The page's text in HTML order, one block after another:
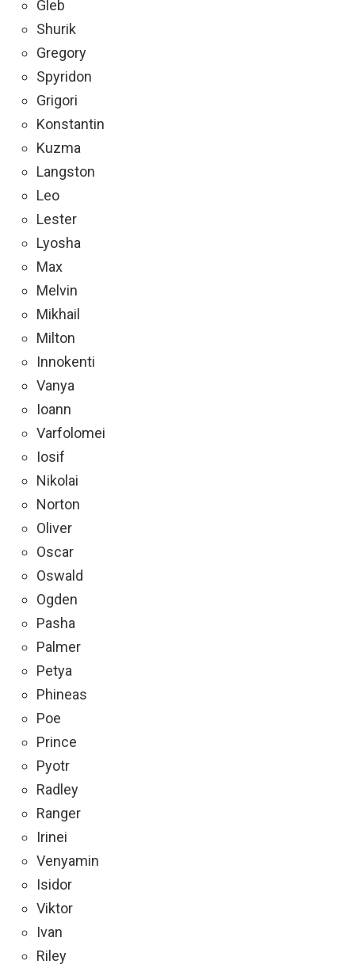
Gleb
Shurik
Gregory
Spyridon
Grigori
Konstantin
Kuzma
Langston
Leo
Lester
Lyosha
Max
Melvin
Mikhail
Milton
Innokenti
Vanya
Ioann
Varfolomei
Iosif
Nikolai
Norton
Oliver
Oscar
Oswald
Ogden
Pasha
Palmer
Petya
Phineas
Poe
Prince
Pyotr
Radley
Ranger
Irinei
Venyamin
Isidor
Viktor
Ivan
Riley